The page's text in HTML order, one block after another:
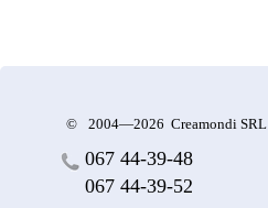
© 2004—2026 Creamondi SRL
067 44-39-48
067 44-39-52